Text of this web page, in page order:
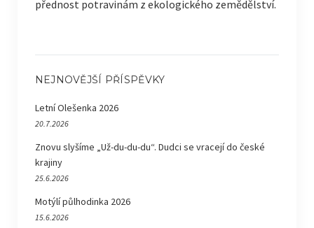
přednost potravinám z ekologického zemědělství.
NEJNOVĚJŠÍ PŘÍSPĚVKY
Letní Olešenka 2026
20.7.2026
Znovu slyšíme „Už-du-du-du“. Dudci se vracejí do české
krajiny
25.6.2026
Motýlí půlhodinka 2026
15.6.2026